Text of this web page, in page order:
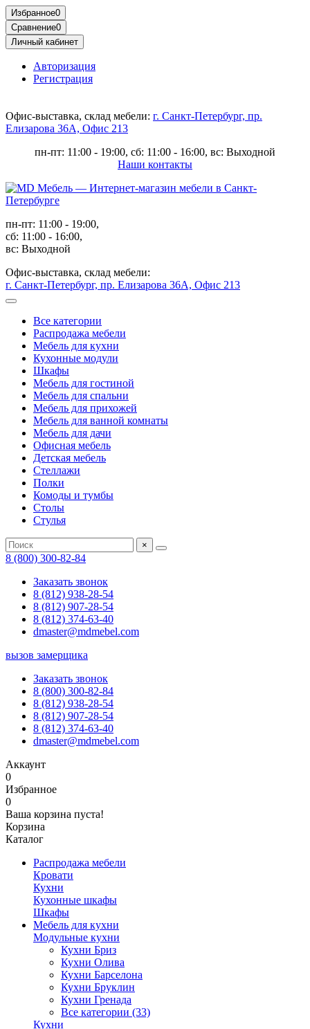
Избранное0
Сравнение0
Личный кабинет
Авторизация
Регистрация
Офис-выставка, склад мебели: г. Санкт-Петербург, пр.
Елизарова 36А, Офис 213
пн-пт: 11:00 - 19:00, сб: 11:00 - 16:00, вс: Выходной
Наши контакты
пн-пт: 11:00 - 19:00,
сб: 11:00 - 16:00,
вс: Выходной
Офис-выставка, склад мебели:
г. Санкт-Петербург, пр. Елизарова 36А, Офис 213
Все категории
Распродажа мебели
Мебель для кухни
Кухонные модули
Шкафы
Мебель для гостиной
Мебель для спальни
Мебель для прихожей
Мебель для ванной комнаты
Мебель для дачи
Офисная мебель
Детская мебель
Стеллажи
Полки
Комоды и тумбы
Столы
Стулья
×
8 (800) 300-82-84
Заказать звонок
8 (812) 938-28-54
8 (812) 907-28-54
8 (812) 374-63-40
dmaster@mdmebel.com
вызов замерщика
Заказать звонок
8 (800) 300-82-84
8 (812) 938-28-54
8 (812) 907-28-54
8 (812) 374-63-40
dmaster@mdmebel.com
Аккаунт
0
Избранное
0
Ваша корзина пуста!
Корзина
Каталог
Распродажа мебели
Кровати
Кухни
Кухонные шкафы
Шкафы
Мебель для кухни
Модульные кухни
Кухни Бриз
Кухни Олива
Кухни Барселона
Кухни Бруклин
Кухни Гренада
Все категории (33)
Кухни